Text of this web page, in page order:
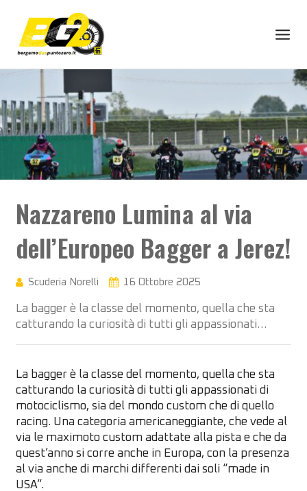
content
Nazzareno Lumina al via
dell’Europeo Bagger a Jerez!
Scuderia Norelli 16 Ottobre 2025
La bagger è la classe del momento, quella che sta
catturando la curiosità di tutti gli appassionati…
La bagger è la classe del momento, quella che sta
catturando la curiosità di tutti gli appassionati di
motociclismo, sia del mondo custom che di quello
racing. Una categoria americaneggiante, che vede al
via le maximoto custom adattate alla pista e che da
quest’anno si corre anche in Europa, con la presenza
al via anche di marchi differenti dai soli “made in
USA”.